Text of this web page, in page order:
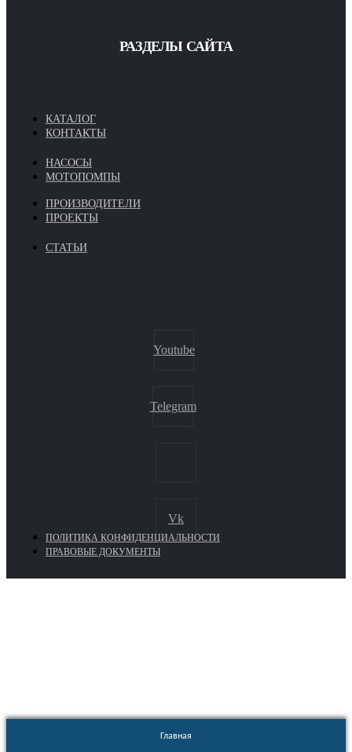
РАЗДЕЛЫ САЙТА
КАТАЛОГ
КОНТАКТЫ
НАСОСЫ
МОТОПОМПЫ
ПРОИЗВОДИТЕЛИ
ПРОЕКТЫ
СТАТЬИ
Youtube
Telegram
Vk
ПОЛИТИКА КОНФИДЕНЦИАЛЬНОСТИ
ПРАВОВЫЕ ДОКУМЕНТЫ
Главная